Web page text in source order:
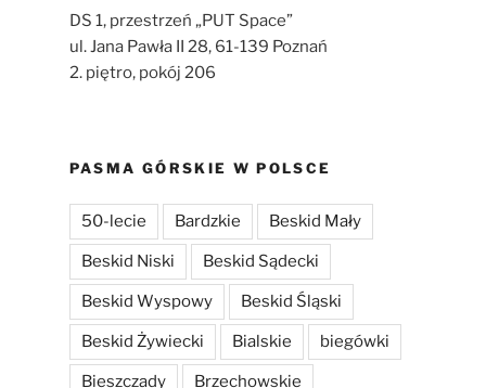
DS 1, przestrzeń „PUT Space”
ul. Jana Pawła II 28, 61-139 Poznań
2. piętro, pokój 206
PASMA GÓRSKIE W POLSCE
50-lecie Bardzkie Beskid Mały
Beskid Niski Beskid Sądecki
Beskid Wyspowy Beskid Śląski
Beskid Żywiecki Bialskie biegówki
Bieszczady Brzechowskie